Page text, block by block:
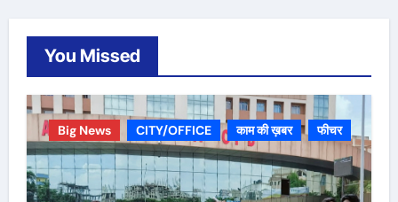
You Missed
Big News CITY/OFFICE काम की ख़बर फीचर